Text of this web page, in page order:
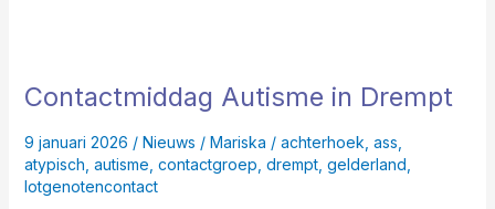
Contactmiddag Autisme in Drempt
9 januari 2026 / Nieuws / Mariska / achterhoek ass
atypisch autisme contactgroep drempt, gelderland
lotgenotencontact
Contactmiddag
in
Drempt